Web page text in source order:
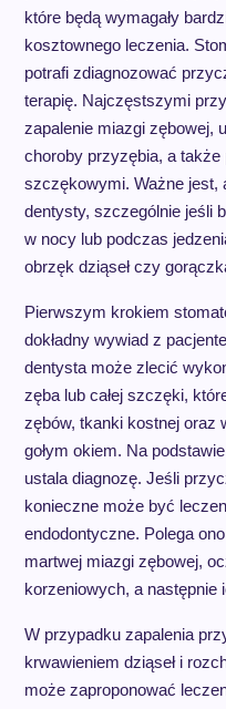
które będą wymagały
kosztownego leczenia.
potrafi zdiagnozować
terapię. Najczęstszymi
zapalenie miazgi zębowej,
choroby przyzębia, a
szczękowymi. Ważne jest,
dentysty, szczególnie jeśli
w nocy lub podczas
obrzęk dziąseł czy
Pierwszym krokiem
dokładny wywiad z
dentysta może zlecić
zęba lub całej szczęki,
zębów, tkanki kostnej oraz
gołym okiem. Na
ustala diagnozę. Jeśli
konieczne może być
endodontyczne. Polega
martwej miazgi zębowej,
korzeniowych, a następnie
W przypadku zapalenia
krwawieniem dziąseł i
może zaproponować